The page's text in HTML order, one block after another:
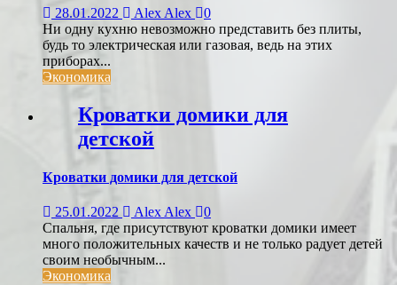
28.01.2022 Alex Alex
0
Ни одну кухню невозможно представить без плиты,
будь то электрическая или газовая, ведь на этих
приборах...
Экономика
Кроватки домики для
детской
Кроватки домики для детской
25.01.2022 Alex Alex
0
Спальня, где присутствуют кроватки домики имеет
много положительных качеств и не только радует детей
своим необычным...
Экономика